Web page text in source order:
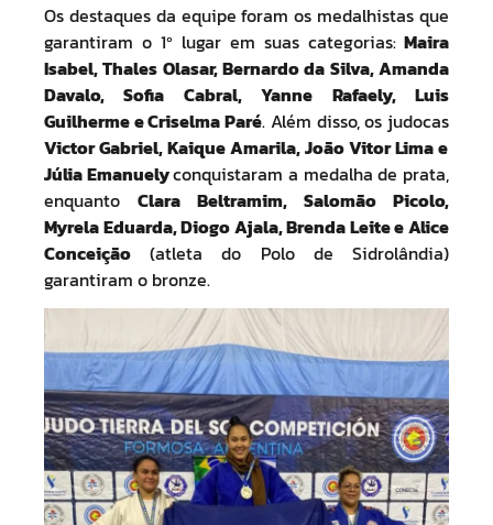
Os destaques da equipe foram os medalhistas que
garantiram o 1º lugar em suas categorias: Maira
Isabel, Thales Olasar, Bernardo da Silva, Amanda
Davalo, Sofia Cabral, Yanne Rafaely, Luis
Guilherme e Criselma Paré. Além disso, os judocas
Victor Gabriel, Kaique Amarila, João Vitor Lima e
Júlia Emanuelyconquistaram a medalha de prata,
enquanto Clara Beltramim, Salomão Picolo,
Myrela Eduarda, Diogo Ajala, Brenda Leite e Alice
Conceição (atleta do Polo de Sidrolândia)
garantiram o bronze.